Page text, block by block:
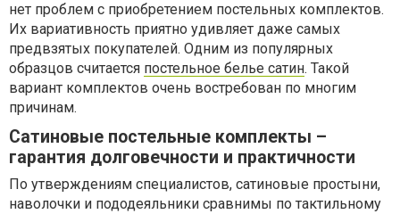
нет проблем с приобретением постельных комплектов.
Их вариативность приятно удивляет даже самых
предвзятых покупателей. Одним из популярных
образцов считается постельное белье сатин. Такой
вариант комплектов очень востребован по многим
причинам.
Сатиновые постельные комплекты –
гарантия долговечности и практичности
По утверждениям специалистов, сатиновые простыни,
наволочки и пододеяльники сравнимы по тактильному